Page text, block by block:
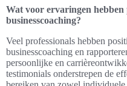
Wat voor ervaringen hebben
businesscoaching?
Veel professionals hebben
businesscoaching en
persoonlijke en
testimonials onderstrepen de